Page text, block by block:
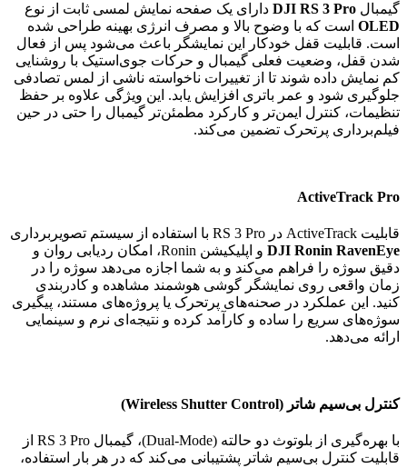
گیمبال DJI RS 3 Pro دارای یک صفحه نمایش لمسی ثابت از نوع
OLED است که با وضوح بالا و مصرف انرژی بهینه طراحی شده
است. قابلیت قفل خودکار این نمایشگر باعث می‌شود پس از فعال
شدن قفل، وضعیت فعلی گیمبال و حرکات جوی‌استیک با روشنایی
کم نمایش داده شوند تا از تغییرات ناخواسته ناشی از لمس تصادفی
جلوگیری شود و عمر باتری افزایش یابد. این ویژگی علاوه بر حفظ
تنظیمات، کنترل ایمن‌تر و کارکرد مطمئن‌تر گیمبال را حتی در حین
فیلم‌برداری پرتحرک تضمین می‌کند.
ActiveTrack Pro
قابلیت ActiveTrack در RS 3 Pro با استفاده از سیستم تصویر‌برداری
DJI Ronin RavenEye
و اپلیکیشن Ronin، امکان ردیابی روان و
دقیق سوژه را فراهم می‌کند و به شما اجازه می‌دهد سوژه را در
زمان واقعی روی نمایشگر گوشی هوشمند مشاهده و کادر‌بندی
کنید. این عملکرد در صحنه‌های پرتحرک یا پروژه‌های مستند، پیگیری
سوژه‌های سریع را ساده و کارآمد کرده و نتیجه‌ای نرم و سینمایی
ارائه می‌دهد.
کنترل بی‌سیم شاتر (Wireless Shutter Control)
با بهره‌گیری از بلوتوث دو حالته (Dual-Mode)، گیمبال RS 3 Pro از
قابلیت کنترل بی‌سیم شاتر پشتیبانی می‌کند که در هر بار استفاده،